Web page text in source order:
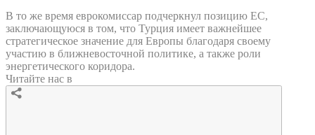
В то же время еврокомиссар подчеркнул позицию ЕС,
заключающуюся в том, что Турция имеет важнейшее
стратегическое значение для Европы благодаря своему
участию в ближневосточной политике, а также роли
энергетического коридора.
Читайте нас в